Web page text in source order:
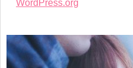
WordPress.org